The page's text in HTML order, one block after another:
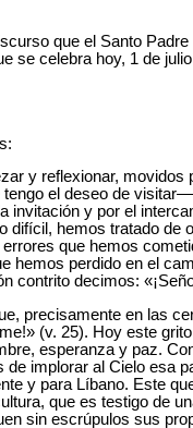
que el Santo
se celebra hoy, 1 de
y reflexionar,
el deseo de
invitación y por el
difícil, hemos tratado
que hemos
hemos perdido en el
contrito decimos:
precisamente en las
(v. 25). Hoy este
esperanza y paz.
implorar al Cielo esa
y para Líbano. Este
que es testigo de
sin escrúpulos sus